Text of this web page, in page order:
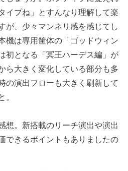
イプね」とすんなり理解して楽
が、少々マンネリ感を感じてし
機は専用筐体の「ゴッドウィン
初となる「冥王ハーデス編」が
ら大きく変化している部分も多
の演出フローも大きく刷新して
。
想。新搭載のリーチ演出や演出
できるポイントもありましたの